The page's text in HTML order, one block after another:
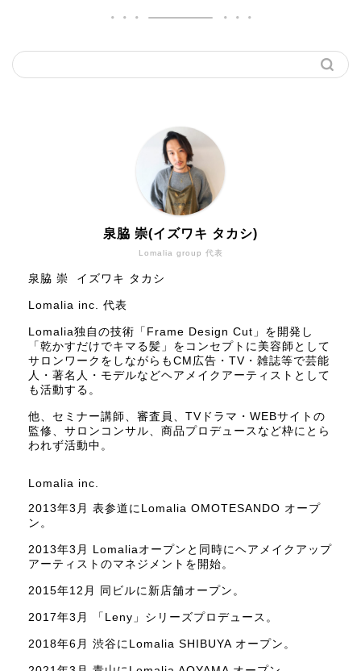
Lomalia group 代表
泉脇 崇(イズワキ タカシ)
泉脇 崇 イズワキ タカシ
Lomalia inc. 代表
Lomalia独自の技術「Frame Design Cut」を開発し
「乾かすだけでキマる髪」をコンセプトに美容師として
サロンワークをしながらもCM広告・TV・雑誌等で芸能
人・著名人・モデルなどヘアメイクアーティストとして
も活動する。
他、セミナー講師、審査員、TVドラマ・WEBサイトの
監修、サロンコンサル、商品プロデュースなど枠にとら
われず活動中。
Lomalia inc.
2013年3月 表参道にLomalia OMOTESANDO オープ
ン。
2013年3月 Lomaliaオープンと同時にヘアメイクアップ
アーティストのマネジメントを開始。
2015年12月 同ビルに新店舗オープン。
2017年3月 「Leny」シリーズプロデュース。
2018年6月 渋谷にLomalia SHIBUYA オープン。